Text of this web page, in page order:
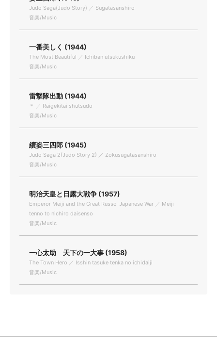
Judo Saga(Judo Story) ／ Sugatasanshiro
音楽/Music
一番美しく (1944)
The Most Beautiful ／ Ichiban utsukushiku
音楽/Music
雷撃隊出動 (1944)
＊ ／ Raigekitai shutsudo
音楽/Music
續姿三四郎 (1945)
Judo Saga 2(Judo Story 2) ／ Zokusugatasanshiro
音楽/Music
明治天皇と日露大戦争 (1957)
Emperor Meiji and the Great Russo-Japanese War ／ Meiji
tenno to nichiro daisenso
音楽/Music
一心太助 天下の一大事 (1958)
The Town Hero ／ Isshin tasuke tenka no ichidaiji
音楽/Music